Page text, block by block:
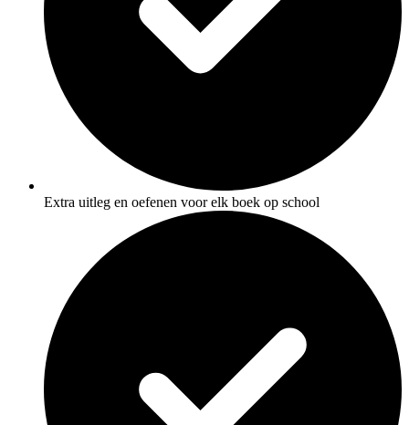
Extra uitleg en oefenen voor elk boek op school